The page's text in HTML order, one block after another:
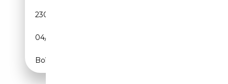
230 000 km
04/1994
Boîte automatique